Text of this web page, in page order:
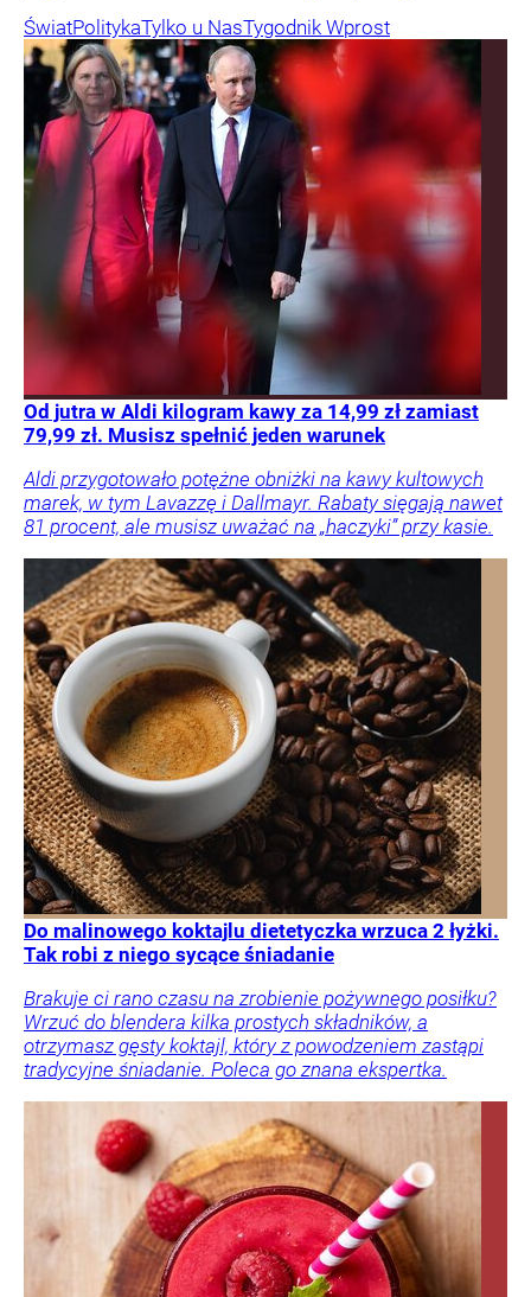
ŚwiatPolitykaTylko u NasTygodnik Wprost
Od jutra w Aldi kilogram kawy za 14,99 zł zamiast
79,99 zł. Musisz spełnić jeden warunek
Aldi przygotowało potężne obniżki na kawy kultowych
marek, w tym Lavazzę i Dallmayr. Rabaty sięgają nawet
81 procent, ale musisz uważać na „haczyki” przy kasie.
Do malinowego koktajlu dietetyczka wrzuca 2 łyżki.
Tak robi z niego sycące śniadanie
Brakuje ci rano czasu na zrobienie pożywnego posiłku?
Wrzuć do blendera kilka prostych składników, a
otrzymasz gęsty koktajl, który z powodzeniem zastąpi
tradycyjne śniadanie. Poleca go znana ekspertka.